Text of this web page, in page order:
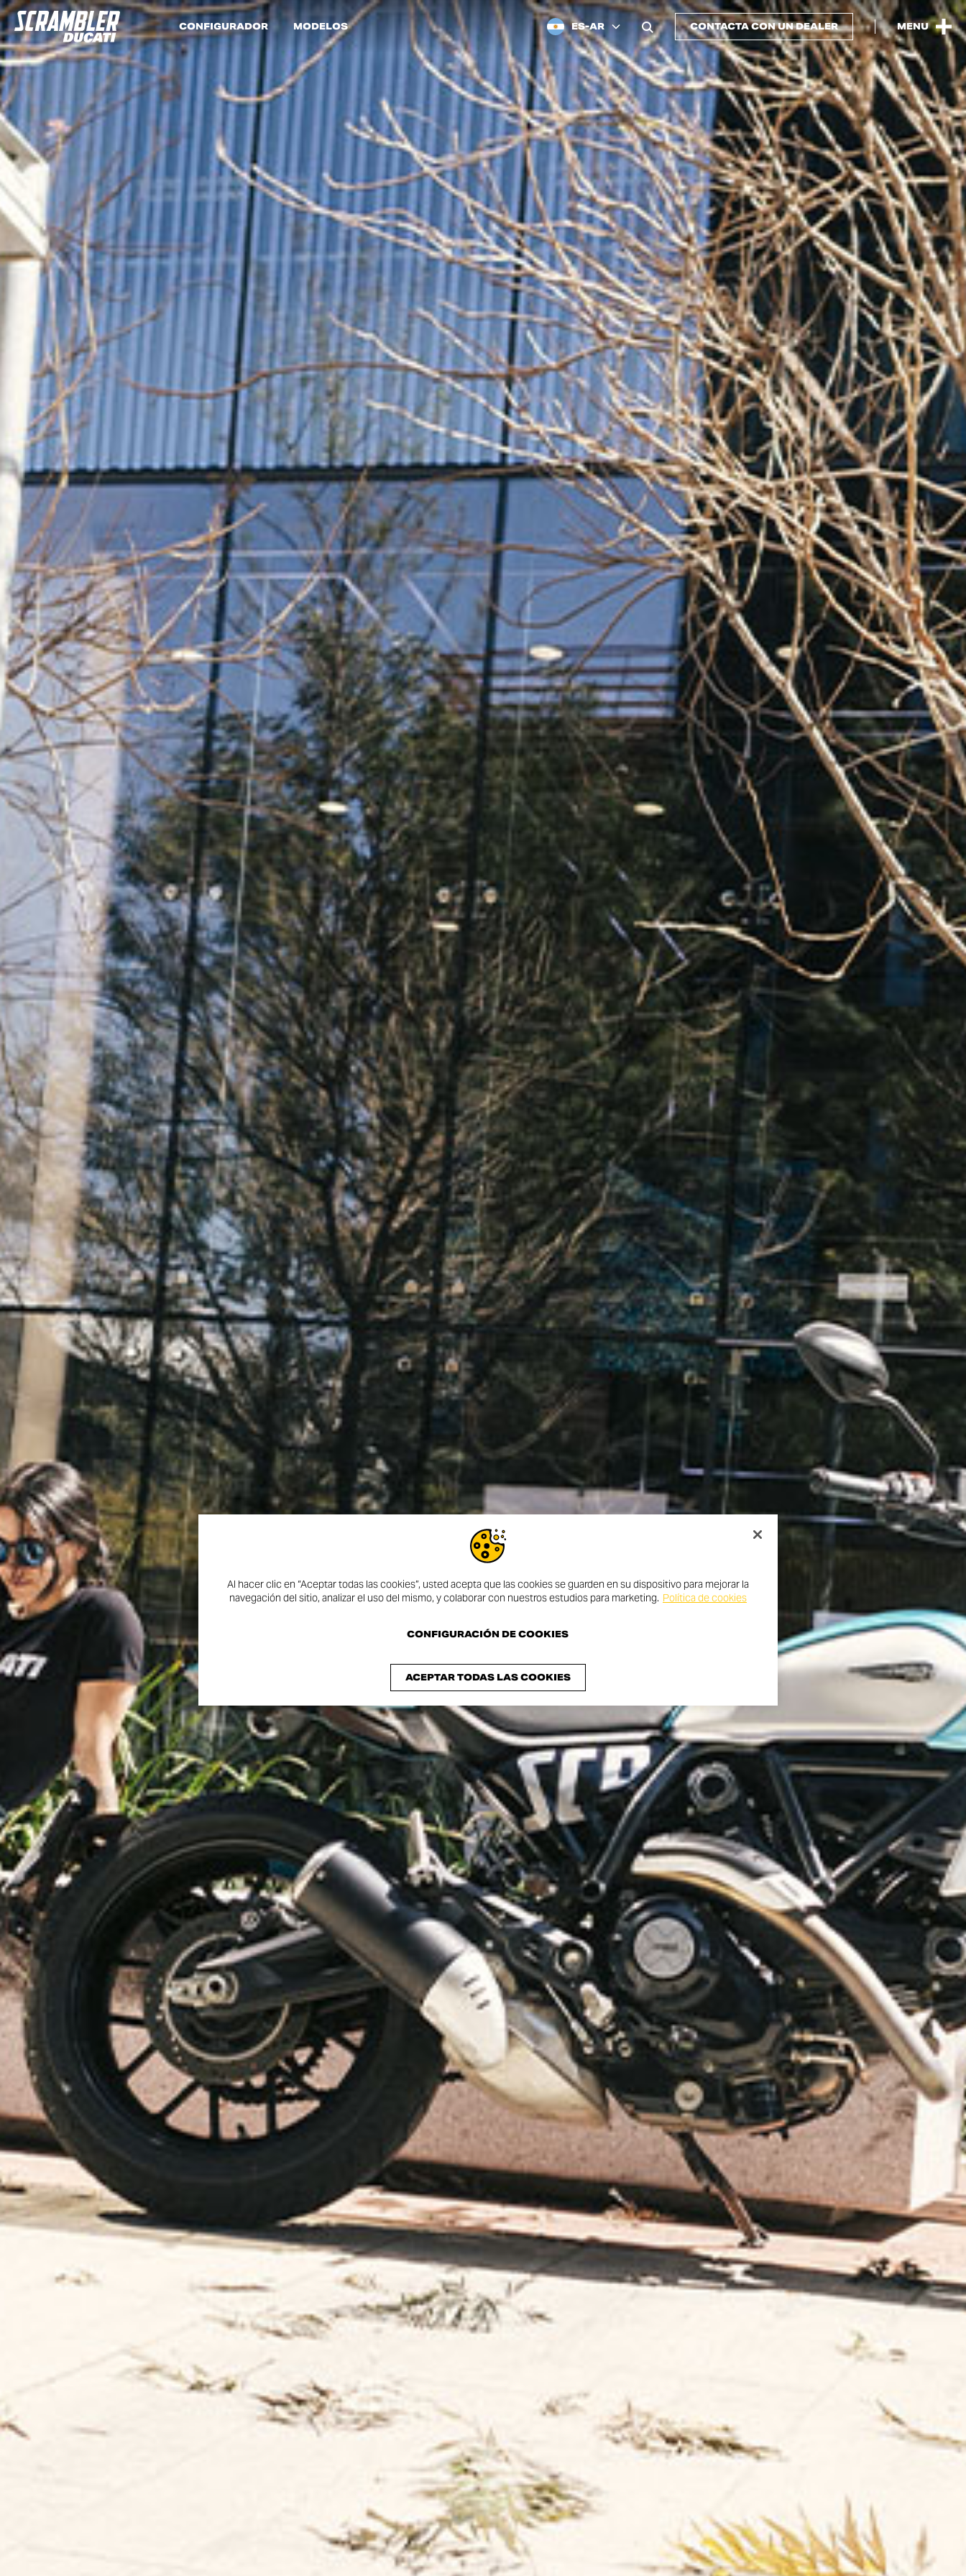
CONFIGURADOR MODELOS ES-AR CONTACTA CON UN DEALER MENU
Al hacer clic en “Aceptar todas las cookies”, usted acepta que las cookies se guarden en su dispositivo para mejorar la
navegación del sitio, analizar el uso del mismo, y colaborar con nuestros estudios para marketing. Política de cookies
ACEPTAR TODAS LAS COOKIES
CONFIGURACIÓN DE COOKIES